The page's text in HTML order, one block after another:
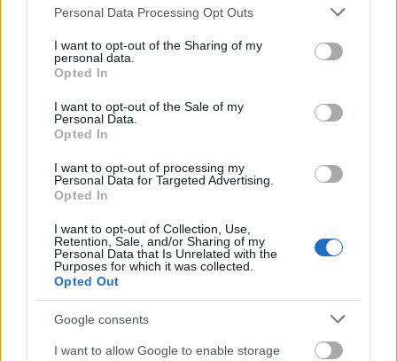
Please note that this website/app uses one or more Google
not limited to your visit or usage behaviour. You may click to
grant or deny consent to Google and its third-party tags to
use your data for below specified purposes in below Google
consent section.
Personal Data Processing Opt Outs
I want to opt-out of the Sharing of my
personal data.
Opted In
I want to opt-out of the Sale of my
Personal Data.
Opted In
I want to opt-out of processing my
Personal Data for Targeted Advertising.
Opted In
I want to opt-out of Collection, Use,
Retention, Sale, and/or Sharing of my
Personal Data that Is Unrelated with the
Purposes for which it was collected.
Opted Out
Google consents
I want to allow Google to enable storage
Διάβασε όλα τατελευταία νέατης αθλητικής
επικαιρότητας. Μάθε για όλους τουςlive αγώνες σήμερα
και δες τιςαθλητικές μεταδόσεις
της ημέρας και της
εβδομάδας μέσα από το υπερπλήρες Πρόγραμμα TV του
Gazzetta. Ακολούθησέ μας και στοGoogle News.
ΔΙΑΒΑΣΕ ΑΚΟΜΗ:
Νέντοβιτς για Γουόκαπ: «Είναι από τους πιο... βρώμικους
παίκτες της EuroLeague, αλλά τόσο καλό παιδί!»
στα πρώτα power rankings